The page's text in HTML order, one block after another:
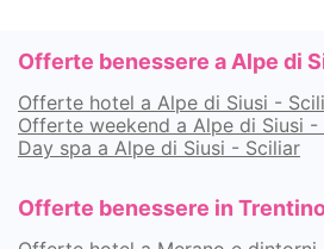
Offerte benessere a Alpe di
Offerte hotel a Alpe di Siusi -
Offerte weekend a Alpe di Siusi -
Day spa a Alpe di Siusi - Sciliar
Offerte benessere in